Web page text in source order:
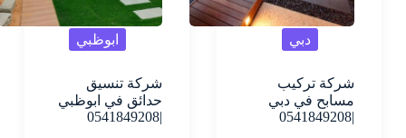
و
ى
دبي
شركة تركيب
مسابح في دبي
|0541849208
ابوظبي
شركة تنسيق
حدائق في ابوظبي
|0541849208